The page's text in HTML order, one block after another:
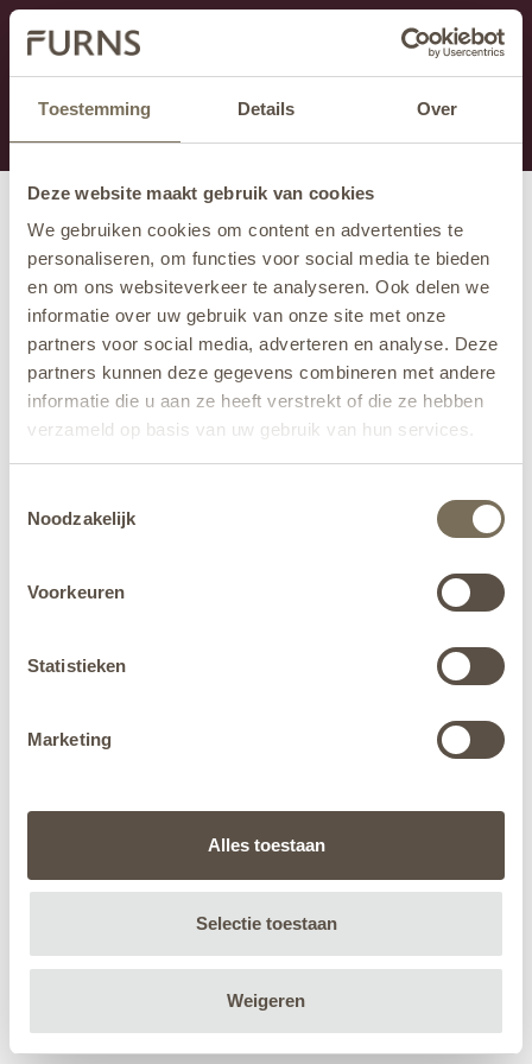
Toestemming Details Over
Deze website maakt gebruik van cookies
We gebruiken cookies om content en advertenties te
personaliseren, om functies voor social media te bieden
en om ons websiteverkeer te analyseren. Ook delen we
informatie over uw gebruik van onze site met onze
partners voor social media, adverteren en analyse. Deze
partners kunnen deze gegevens combineren met andere
informatie die u aan ze heeft verstrekt of die ze hebben
verzameld op basis van uw gebruik van hun services.
jehier.
Noodzakelijk
Voorkeuren
Statistieken
Marketing
Alles toestaan
Selectie toestaan
Weigeren
Dieser Abschnitt wird derzeit gewartet.
Wenn Sie Informationen vermissen, können Sie uns
unter +31 413 395 294 anrufen oder uns unter